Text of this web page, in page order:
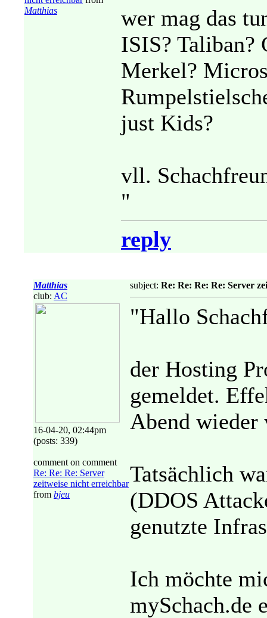
Matthias
wer mag das
ISIS? Taliban?
Merkel?
just Kids?
vll.
"
reply
Matthias
club: AC
16-04-20, 02:44pm
(posts: 339)
comment on comment
Re: Re: Re: Server
zeitweise nicht erreichbar
from bjeu
subject: Re: Re: Re: Re: Server
"Hallo
der Hosting
gemeldet.
Abend wieder
Tatsächlich
(DDOS
genutzte
Ich möchte
mySchach.de